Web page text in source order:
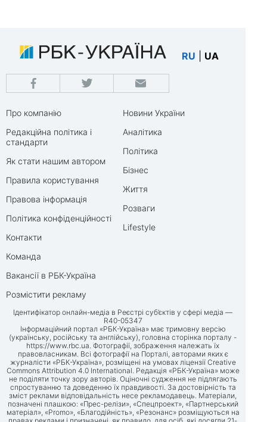
RU UA
Про компанію
Редакційна політика і
стандарти
Як стати нашим автором
Правила користування
Правова інформація
Політика конфіденційності
Контакти
Команда
Вакансії в РБК-Україна
Розмістити рекламу
Новини України
Аналітика
Політика
Бізнес
Життя
Розваги
Lifestyle
Ідентифікатор онлайн-медіа в Реєстрі суб’єктів у сфері медіа —
R40-05347
Інформаційний портал «РБК-Україна» має тримовну версію
(українську, російську та англійську), головна сторінка порталу -
https://www.rbc.ua. Фотографії, зображення належать їх
правовласникам. Всі фотографії на Порталі, авторами яких є
журналісти «РБК-Україна», розміщені на умовах ліцензії Creative
Commons Attribution 4.0 International. Редакція «РБК-Україна» може
не поділяти точку зору авторів. Оціночні судження не підлягають
спростуванню та доведенню їх правдивості. За достовірність та
зміст реклами відповідальність несе рекламодавець. Матеріали,
позначені плашкою: «Прес-релізи», «Спецпроект», «Партнерський
матеріал», «Promo», «Благодійність», «Резонанс» розміщуються на